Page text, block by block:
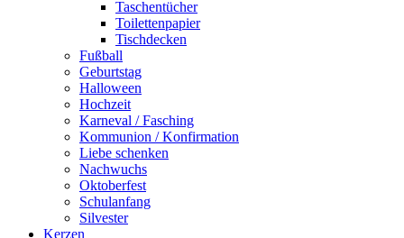
Taschentücher
Toilettenpapier
Tischdecken
Fußball
Geburtstag
Halloween
Hochzeit
Karneval / Fasching
Kommunion / Konfirmation
Liebe schenken
Nachwuchs
Oktoberfest
Schulanfang
Silvester
Kerzen